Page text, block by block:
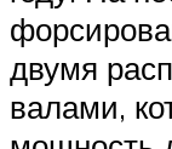
двумя
валами,